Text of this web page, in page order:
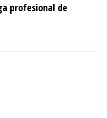
profesional de